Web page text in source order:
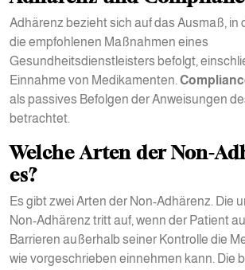
Adhärenz bezieht sich auf das Ausmaß, in
die empfohlenen Maßnahmen eines
Gesundheitsdienstleisters befolgt,
Einnahme von Medikamenten.
als passives Befolgen der Anweisungen
betrachtet.
Welche Arten der Non-
es?
Es gibt zwei Arten der Non-Adhärenz. Die
Non-Adhärenz tritt auf, wenn der Patient
Barrieren außerhalb seiner Kontrolle die
wie vorgeschrieben einnehmen kann. Die